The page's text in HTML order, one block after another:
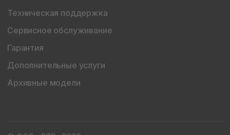
Техническая поддержка
Сервисное обслуживание
Гарантия
Дополнительные услуги
Архивные модели